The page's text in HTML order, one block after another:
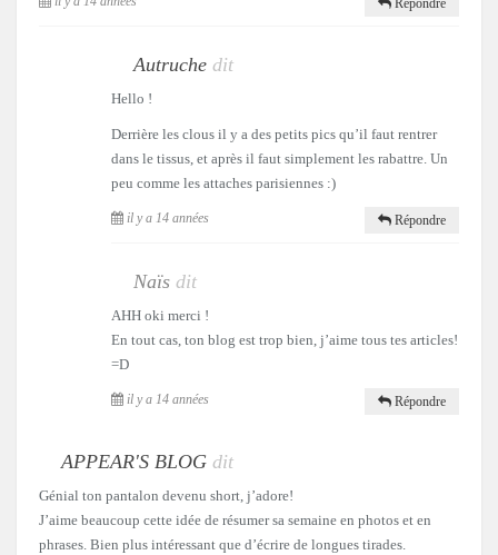
Répondre
Autruche dit
Hello !
Derrière les clous il y a des petits pics qu’il faut rentrer
dans le tissus, et après il faut simplement les rabattre. Un
peu comme les attaches parisiennes :)
il y a 14 années Répondre
Naïs dit
AHH oki merci !
En tout cas, ton blog est trop bien, j’aime tous tes articles!
=D
il y a 14 années Répondre
APPEAR'S BLOG dit
Génial ton pantalon devenu short, j’adore!
J’aime beaucoup cette idée de résumer sa semaine en photos et en
phrases. Bien plus intéressant que d’écrire de longues tirades.